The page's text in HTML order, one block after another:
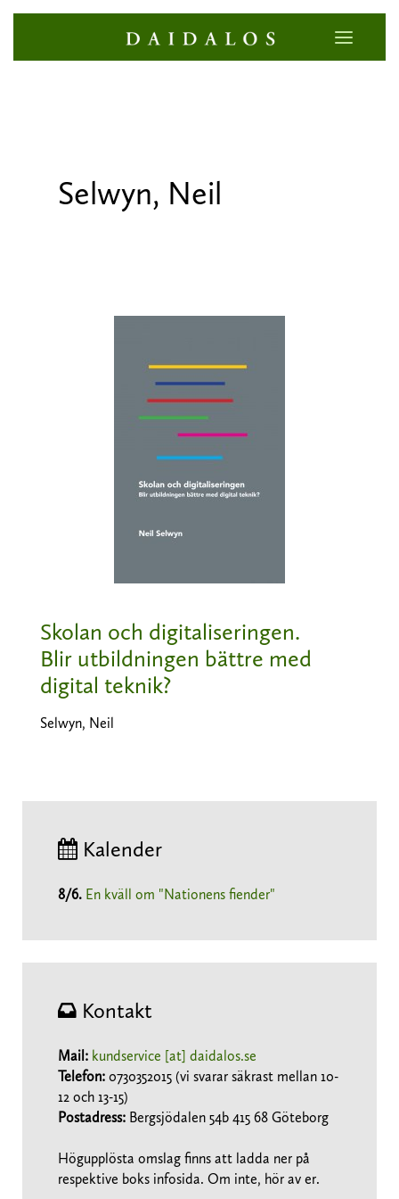
Selwyn, Neil
Skolan och digitaliseringen.
Blir utbildningen bättre med
digital teknik?
Selwyn, Neil
Kalender
8/6. En kväll om "Nationens fiender"
Kontakt
Mail: kundservice [at] daidalos.se
Telefon: 0730352015 (vi svarar säkrast mellan 10-
12 och 13-15)
Postadress: Bergsjödalen 54b 415 68 Göteborg
Högupplösta omslag finns att ladda ner på
respektive boks infosida. Om inte, hör av er.